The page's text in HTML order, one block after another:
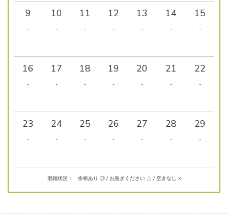
9
-
10
-
11
-
12
-
13
-
14
-
15
-
16
-
17
-
18
-
19
-
20
-
21
-
22
-
23
-
24
-
25
-
26
-
27
-
28
-
29
-
混雑状況： 余裕あり ◎ / お急ぎください △ / 空きなし ×